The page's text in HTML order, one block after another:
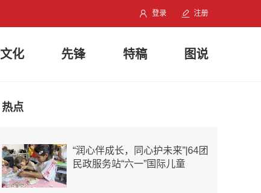
登录 注册
文化 先锋 特稿 图说
热点
“润心伴成长，同心护未来”|64团
民政服务站“六一”国际儿童